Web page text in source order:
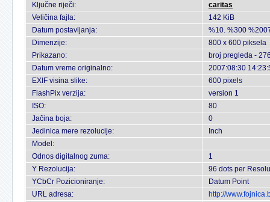
Ključne riječi:
caritas
Veličina fajla:
142 KiB
Datum postavljanja:
%10. %300
Dimenzije:
800 x 600 piksela
Prikazano:
broj pregleda -
Datum vreme originalno:
2007:08:30
EXIF visina slike:
600 pixels
FlashPix verzija:
version 1
ISO:
80
Jačina boja:
0
Jedinica mere rezolucije:
Inch
Model:
Odnos digitalnog zuma:
1
Y Rezolucija:
96 dots per
YCbCr Pozicioniranje:
Datum Point
URL adresa:
http://